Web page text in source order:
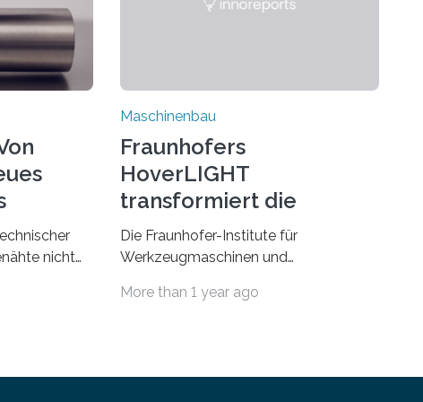
nicht
Maschinenbau
Fraunhofers
HoverLIGHT
transformiert die
Dämpfung von
Werkzeugmaschinen
Die Fraunhofer-Institute für
Werkzeugmaschinen und
Fertigungstechnik und Angewandte
More than 1 year ago